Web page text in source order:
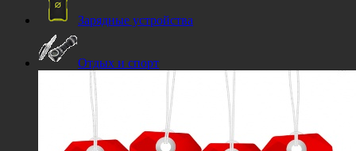
Зарядные устройства
Отдых и спорт